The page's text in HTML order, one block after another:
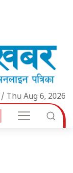
/ Thu Aug 6, 2026